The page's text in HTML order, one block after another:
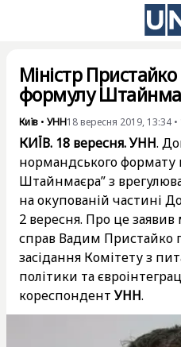
Міністр
формулу
Київ • УНН18 вересня 2019, 13:34 •
КИЇВ. 18 вересня. УНН.
нормандського
Штайнмаєра” з
на окупованій частині
2 вересня. Про це
справ Вадим Пристайко
засідання Комітету з
політики та
кореспондентУНН.